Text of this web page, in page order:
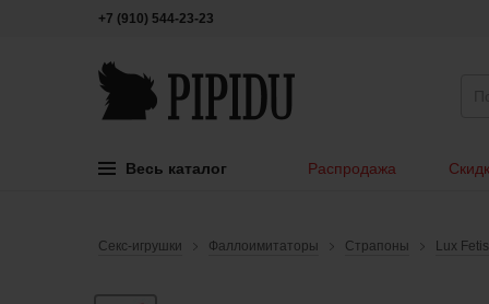
+7 (910) 544-23-23
Весь каталог Распродажа
Секс-игрушки Фаллоимитаторы Страпоны Lux